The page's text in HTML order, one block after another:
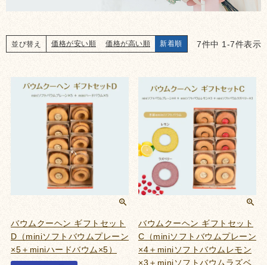
並び替え 価格が安い順 価格が高い順 新着順 7件中 1 -7件表示
バウムクーヘン ギフトセット
D（miniソフトバウムプレーン
×5＋miniハードバウム×5）
バウムクーヘン ギフトセット
C（miniソフトバウムプレーン
×4＋miniソフトバウムレモン
×3＋miniソフトバウムラズベ